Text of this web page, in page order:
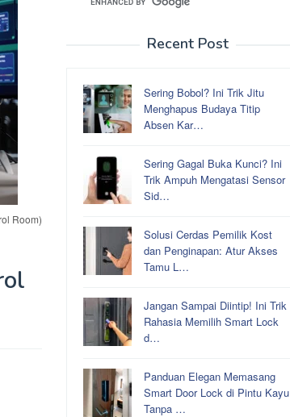
Room)
Recent Post
Sering Bobol? Ini Trik Jitu
Menghapus Budaya Titip
Absen Kar…
Sering Gagal Buka Kunci? Ini
Trik Ampuh Mengatasi Sensor
Sid…
Solusi Cerdas Pemilik Kost
dan Penginapan: Atur Akses
Tamu L…
Jangan Sampai Diintip! Ini Trik
Rahasia Memilih Smart Lock
d…
Panduan Elegan Memasang
Smart Door Lock di Pintu Kayu
Tanpa …